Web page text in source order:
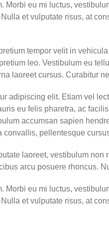
Morbi eu mi luctus,
et vulputate risus, at
tempor velit in
leo. Vestibulum eu
laoreet cursus. Curabitur
adipiscing elit. Etiam vel
eu felis pharetra, ac
accumsan sapien
pellentesque
laoreet, vestibulum
arcu posuere rhoncus.
Morbi eu mi luctus,
et vulputate risus, at